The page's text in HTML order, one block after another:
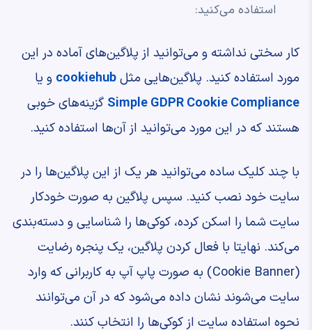
استفاده می‌کنید:
کار سختی نداشته و می‌توانید از پلاگین‌های آماده در این
مورد استفاده کنید. پلاگین‌هایی مثلcookiehubو یا
Simple GDPR Cookie Complianceگزینه‌های خوبی
هستند که در این مورد می‌توانید از آن‌ها استفاده کنید.
با چند کلیک ساده می‌توانید هر یک از این پلاگین‌ها را در
سایت خود نصب کنید. سپس پلاگین به صورت خودکار
سایت شما را اسکن کرده، کوکی‌ها را شناسایی و دسته‌بندی
می‌کند. نهایتا با فعال کردن پلاگین، یک پنجره رضایت
(Cookie Banner) به صورت پاپ آپ به کاربرانی که وارد
سایت می‌شوند نشان داده می‌شود که در آن می‌توانند
نحوه استفاده سایت از کوکی‌ها را انتخاب کنند.